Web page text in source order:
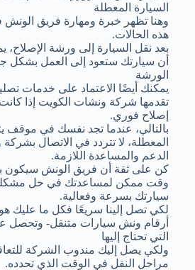
السيارة المعطلة
وهنا تظهر خبرة ومهارة فريق
هذه الحالات.
بعد نقل السيارة إلى ورشة الإصلاح،
أن سيارتك ستعود إلى العمل بشكل
الورشة
يمكنك أيضًا الاعتماد على خدمات
تقدمها شركة ونشات الكويت إذا كانت
إصلاح فوري.
بالتالي، عندما تجد نفسك في موقف
المعطلة، لا تتردد في الاتصال
الدعم والمساعدة اللازمة.
كن على ثقة أن فريق الونش سيكون
وقت ممكن لمساعدتك في حل
سيارتك بسرعة وفعالية.
لكي تصل إلينا سريعًا فكل ما عليك
أرقام ونش سيارات متنقل- وتحصل
التي تحتاج إليها
ولكي يصل إليك مندوب الشركة
مراحل النقل في الوقت الذي تحدده.